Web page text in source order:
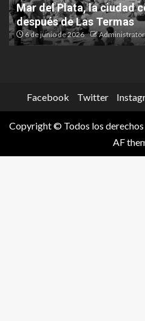
La histórica filmación de
tuvo a Las Termas
20 de mayo de 2026
Facebook Twitter
Copyright © Todos los derechos
AF